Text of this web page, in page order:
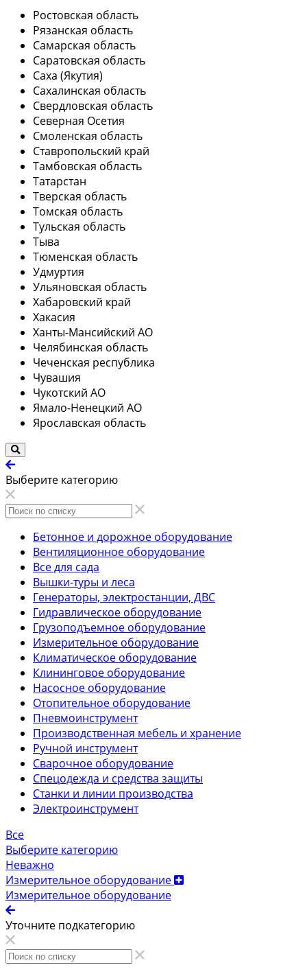
Ростовская область
Рязанская область
Самарская область
Саратовская область
Саха (Якутия)
Сахалинская область
Свердловская область
Северная Осетия
Смоленская область
Ставропольский край
Тамбовская область
Татарстан
Тверская область
Томская область
Тульская область
Тыва
Тюменская область
Удмуртия
Ульяновская область
Хабаровский край
Хакасия
Ханты-Мансийский АО
Челябинская область
Чеченская республика
Чувашия
Чукотский АО
Ямало-Ненецкий АО
Ярославская область
Выберите категорию
Бетонное и дорожное оборудование
Вентиляционное оборудование
Все для сада
Вышки-туры и леса
Генераторы, электростанции, ДВС
Гидравлическое оборудование
Грузоподъемное оборудование
Измерительное оборудование
Климатическое оборудование
Клининговое оборудование
Насосное оборудование
Отопительное оборудование
Пневмоинструмент
Производственная мебель и хранение
Ручной инструмент
Сварочное оборудование
Спецодежда и средства защиты
Станки и линии производства
Электроинструмент
Все
Выберите категорию
Неважно
Измерительное оборудование
Измерительное оборудование
Уточните подкатегорию